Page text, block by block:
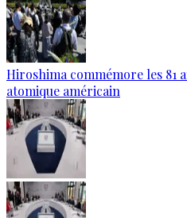
Hiroshima commémore les 81
atomique américain